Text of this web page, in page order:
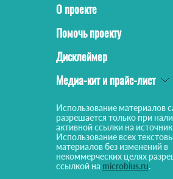
О проекте
Помочь проекту
Дисклеймер
Медиа-кит и прайс-лист
Использование материалов
разрешается только при
активной ссылки на
Использование всех
материалов без изменений в
некоммерческих целях
ссылкой на microbius.ru.